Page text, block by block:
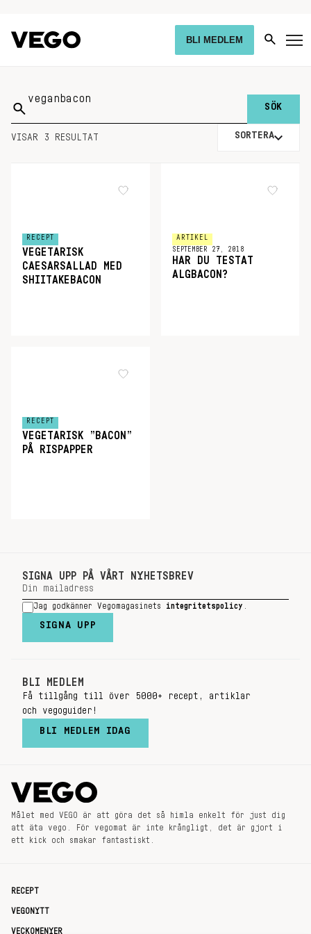
BLI MEDLEM
Sök
på:
VISAR 3 RESULTAT SORTERA
RECEPT
VEGETARISK
CAESARSALLAD MED
SHIITAKEBACON
ARTIKEL
SEPTEMBER 27, 2018
HAR DU TESTAT
ALGBACON?
RECEPT
VEGETARISK ”BACON”
PÅ RISPAPPER
SIGNA UPP PÅ VÅRT NYHETSBREV
Jag godkänner Vegomagasinets integritetspolicy
SIGNA UPP
BLI MEDLEM
Få tillgång till över 5000+ recept, artiklar
och vegoguider!
BLI MEDLEM IDAG
Målet med VEGO är att göra det så himla enkelt för just dig
att äta vego. För vegomat är inte krångligt, det är gjort i
ett kick och smakar fantastiskt.
RECEPT
VEGONYTT
VECKOMENYER